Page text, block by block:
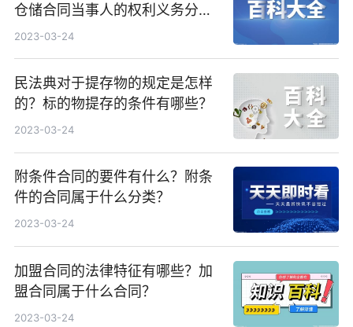
仓储合同当事人的权利义务分别
是什么？
2023-03-24
民法典对于提存物的规定是怎样
的？标的物提存的条件有哪些？
2023-03-24
附条件合同的要件有什么？附条
件的合同属于什么分类？
2023-03-24
加盟合同的法律特征有哪些？加
盟合同属于什么合同？
2023-03-24